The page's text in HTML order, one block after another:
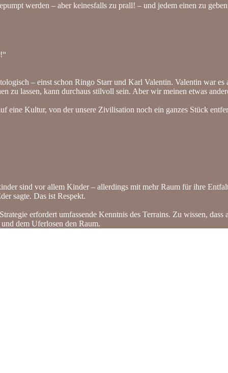
werden – aber keinesfalls zu prall! – und jedem einen zu
– einst schon Ringo Starr und Karl Valentin. Valentin war
zu lassen, kann durchaus stilvoll sein. Aber wir meinen etwas
eine Kultur, von der unsere Zivilisation noch ein ganzes Stück
sind vor allem Kinder – allerdings mit mehr Raum für ihre
sagte. Das ist Respekt.
erfordert umfassende Kenntnis des Terrains. Zu wissen,
dem Uferlosen den Raum.